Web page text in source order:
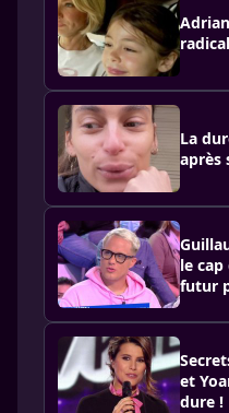
La
après
le cap
futur
et
dure !